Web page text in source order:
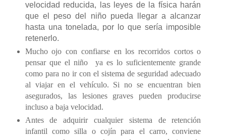
velocidad reducida, las leyes de la física harán
que el peso del niño pueda llegar a alcanzar
hasta una tonelada, por lo que sería imposible
retenerlo.
Mucho ojo con confiarse en los recorridos cortos o
pensar que el niño
ya es lo suficientemente grande
como para no ir con el sistema de seguridad adecuado
al viajar en el vehículo. Si no se encuentran bien
asegurados, las lesiones graves pueden producirse
incluso a baja velocidad.
Antes de adquirir cualquier sistema de retención
infantil como silla o cojín para el carro, conviene